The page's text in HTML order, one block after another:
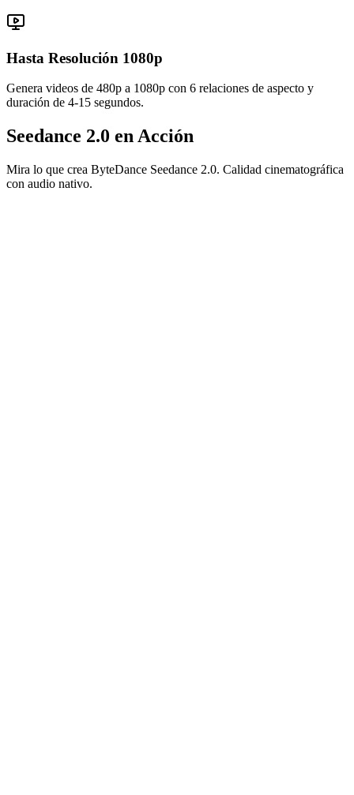
Hasta Resolución 1080p
Genera videos de 480p a 1080p con 6 relaciones de aspecto y
duración de 4-15 segundos.
Seedance 2.0 en Acción
Mira lo que crea ByteDance Seedance 2.0. Calidad cinematográfica
con audio nativo.